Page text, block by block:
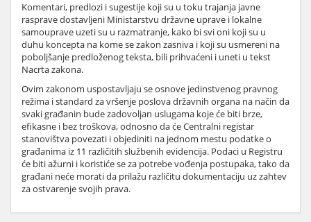
Komentari, predlozi i sugestije koji su u toku trajanja javne
rasprave dostavljeni Ministarstvu državne uprave i lokalne
samouprave uzeti su u razmatranje, kako bi svi oni koji su u
duhu koncepta na kome se zakon zasniva i koji su usmereni na
poboljšanje predloženog teksta, bili prihvaćeni i uneti u tekst
Nacrta zakona.
Ovim zakonom uspostavljaju se osnove jedinstvenog pravnog
režima i standard za vršenje poslova državnih organa na način da
svaki građanin bude zadovoljan uslugama koje će biti brze,
efikasne i bez troškova, odnosno da će Centralni registar
stanovištva povezati i objediniti na jednom mestu podatke o
građanima iz 11 različitih službenih evidencija. Podaci u Registru
će biti ažurni i koristiće se za potrebe vođenja postupaka, tako da
građani neće morati da prilažu različitu dokumentaciju uz zahtev
za ostvarenje svojih prava.